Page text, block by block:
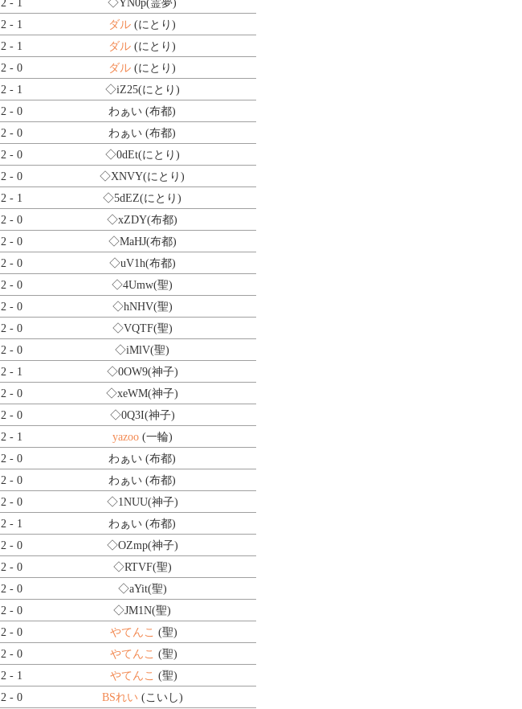
2 - 1 ◇YN0p(霊夢)
2 - 1 ダル (にとり)
2 - 1 ダル (にとり)
2 - 0 ダル (にとり)
2 - 1 ◇iZ25(にとり)
2 - 0 わぁい (布都)
2 - 0 わぁい (布都)
2 - 0 ◇0dEt(にとり)
2 - 0 ◇XNVY(にとり)
2 - 1 ◇5dEZ(にとり)
2 - 0 ◇xZDY(布都)
2 - 0 ◇MaHJ(布都)
2 - 0 ◇uV1h(布都)
2 - 0 ◇4Umw(聖)
2 - 0 ◇hNHV(聖)
2 - 0 ◇VQTF(聖)
2 - 0 ◇iMlV(聖)
2 - 1 ◇0OW9(神子)
2 - 0 ◇xeWM(神子)
2 - 0 ◇0Q3I(神子)
2 - 1 yazoo(一輪)
2 - 0 わぁい (布都)
2 - 0 わぁい (布都)
2 - 0 ◇1NUU(神子)
2 - 1 わぁい (布都)
2 - 0 ◇OZmp(神子)
2 - 0 ◇RTVF(聖)
2 - 0 ◇aYit(聖)
2 - 0 ◇JM1N(聖)
2 - 0 やてんこ (聖)
2 - 0 やてんこ (聖)
2 - 1 やてんこ (聖)
2 - 0 BSれい (こいし)